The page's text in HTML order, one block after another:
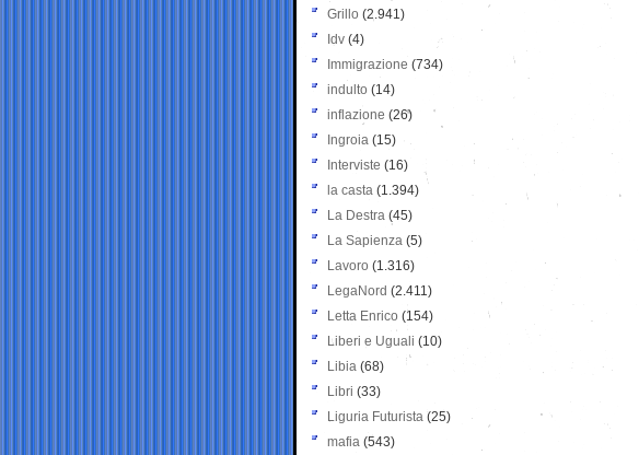
Grillo (2.941)
Idv (4)
Immigrazione (734)
indulto (14)
inflazione (26)
Ingroia (15)
Interviste (16)
la casta (1.394)
La Destra (45)
La Sapienza (5)
Lavoro (1.316)
LegaNord (2.411)
Letta Enrico (154)
Liberi e Uguali (10)
Libia (68)
Libri (33)
Liguria Futurista (25)
mafia (543)